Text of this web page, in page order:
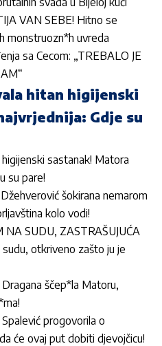
VAN SEBE! Hitno se
monstruozn*h uvreda
sa Cecom: „TREBALO JE
hitan higijenski
Gdje su
sastanak! Matora
su pare!
šokirana nemarom
kolo vodi!
NA SUDU, ZASTRAŠUJUĆA
sudu, otkriveno zašto ju je
ščep*la Matoru,
progovorila o
će ovaj put dobiti djevojčicu!